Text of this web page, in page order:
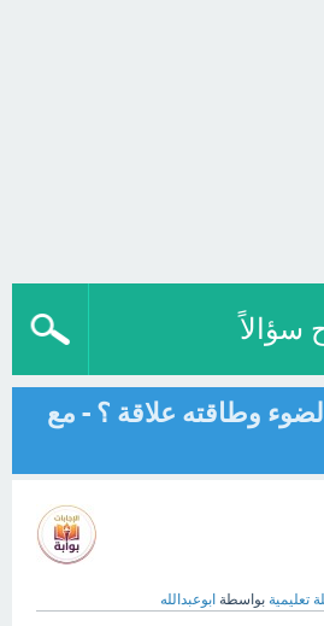
سؤالاً
وطاقته علاقة ؟ - مع
تعليمية بواسطة ابوعبدالله